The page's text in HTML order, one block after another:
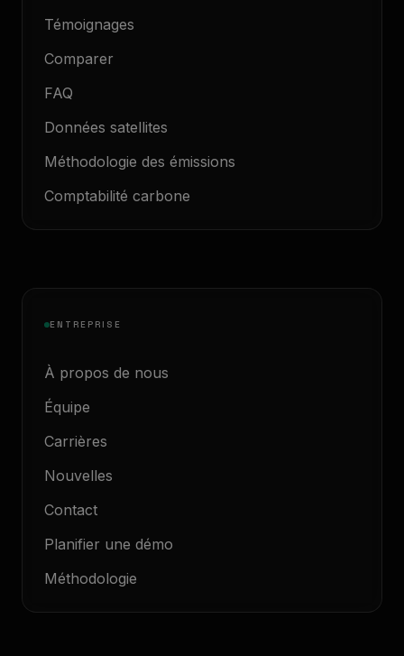
Témoignages
Comparer
FAQ
Données satellites
Méthodologie des émissions
Comptabilité carbone
ENTREPRISE
À propos de nous
Équipe
Carrières
Nouvelles
Contact
Planifier une démo
Méthodologie